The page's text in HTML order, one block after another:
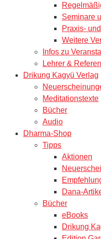
Seminare
Praxis-
Weitere
Infos zu
Lehrer &
Drikung Kagyü Verlag
Meditationstexte
Bücher
Audio
Dharma-Shop
Tipps
Aktionen
Dana-
Bücher
eBooks
Drikung